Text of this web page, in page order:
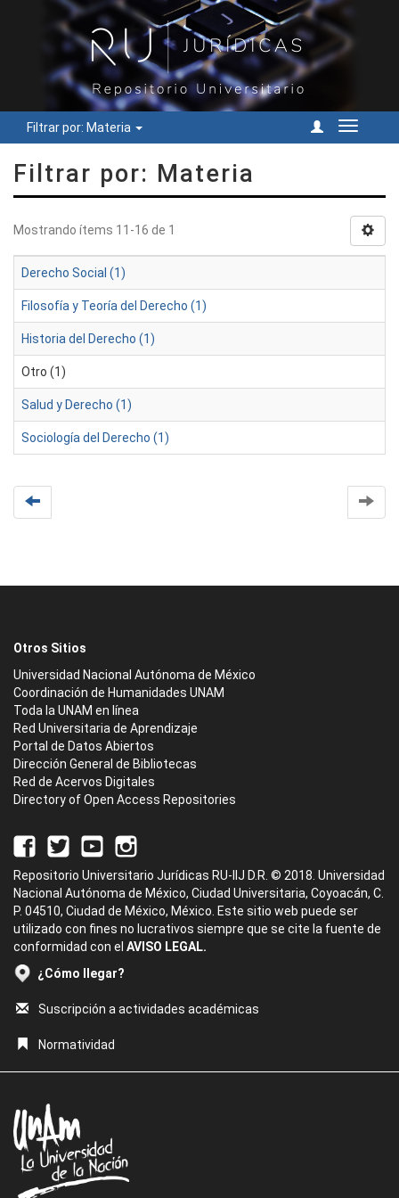
Filtrar por: Materia
Cambiar
Filtrar por: Materia
Mostrando ítems 11-16 de 1
Derecho Social (1)
Filosofía y Teoría del Derecho (1)
Historia del Derecho (1)
Otro (1)
Salud y Derecho (1)
Sociología del Derecho (1)
Otros Sitios
Universidad Nacional Autónoma de México
Coordinación de Humanidades UNAM
Toda la UNAM en línea
Red Universitaria de Aprendizaje
Portal de Datos Abiertos
Dirección General de Bibliotecas
Red de Acervos Digitales
Directory of Open Access Repositories
Repositorio Universitario Jurídicas RU-IIJ D.R. © 2018. Universidad
Nacional Autónoma de México, Ciudad Universitaria, Coyoacán, C.
P. 04510, Ciudad de México, México. Este sitio web puede ser
utilizado con fines no lucrativos siempre que se cite la fuente de
conformidad con el AVISO LEGAL.
¿Cómo llegar?
Suscripción a actividades académicas
Normatividad